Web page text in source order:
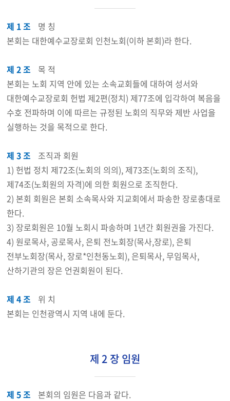
제 1 조
명 칭
본회는 대한예수교장로회 인천노회(이하 본회)라 한다.
제 2 조
목 적
본회는 노회 지역 안에 있는 소속교회들에 대하여 성서와
대한예수교장로회 헌법 제2편(정치) 제77조에 입각하여 복음을
수호 전파하며 이에 따르는 규정된 노회의 직무와 제반 사업을
실행하는 것을 목적으로 한다.
제 3 조
조직과 회원
1) 헌법 정치 제72조(노회의 의의), 제73조(노회의 조직),
제74조(노회원의 자격)에 의한 회원으로 조직한다.
2) 본회 회원은 본회 소속목사와 지교회에서 파송한 장로총대로
한다.
3) 장로회원은 10월 노회시 파송하며 1년간 회원권을 가진다.
4) 원로목사, 공로목사, 은퇴 전노회장(목사,장로), 은퇴
전부노회장(목사, 장로*인천동노회), 은퇴목사, 무임목사,
산하기관의 장은 언권회원이 된다.
제 4 조
위 치
본회는 인천광역시 지역 내에 둔다.
제 2 장 임원
제 5 조
본회의 임원은 다음과 같다.